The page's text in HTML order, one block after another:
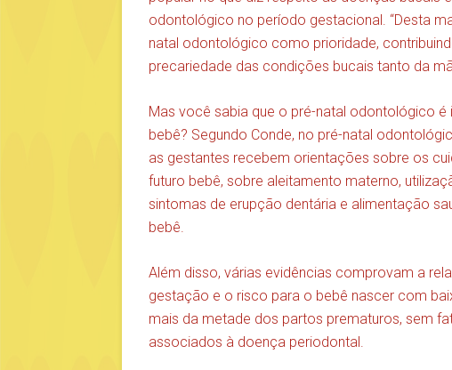
odontológico no período gestacional. “Desta
natal odontológico como prioridade,
precariedade das condições bucais tanto da
Mas você sabia que o pré-natal odontológico
bebê? Segundo Conde, no pré-natal
as gestantes recebem orientações sobre os
futuro bebê, sobre aleitamento materno,
sintomas de erupção dentária e alimentação
bebê.
Além disso, várias evidências comprovam a
gestação e o risco para o bebê nascer com
mais da metade dos partos prematuros, sem
associados à doença periodontal.